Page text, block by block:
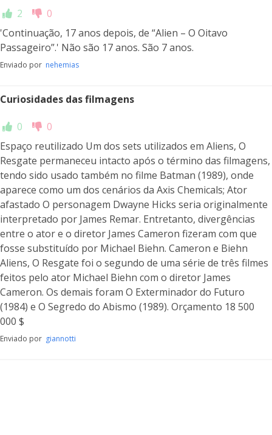
2
0
'Continuação, 17 anos depois, de “Alien – O Oitavo
Passageiro”.' Não são 17 anos. São 7 anos.
Enviado por nehemias
Curiosidades das filmagens
0
0
Espaço reutilizado Um dos sets utilizados em Aliens, O
Resgate permaneceu intacto após o término das filmagens,
tendo sido usado também no filme Batman (1989), onde
aparece como um dos cenários da Axis Chemicals; Ator
afastado O personagem Dwayne Hicks seria originalmente
interpretado por James Remar. Entretanto, divergências
entre o ator e o diretor James Cameron fizeram com que
fosse substituído por Michael Biehn. Cameron e Biehn
Aliens, O Resgate foi o segundo de uma série de três filmes
feitos pelo ator Michael Biehn com o diretor James
Cameron. Os demais foram O Exterminador do Futuro
(1984) e O Segredo do Abismo (1989). Orçamento 18 500
000 $
Enviado por giannotti